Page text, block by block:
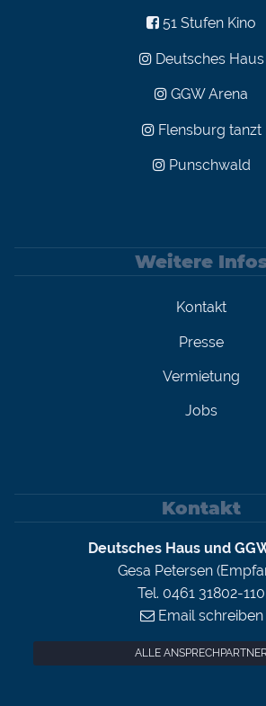
51 Stufen Kino
Deutsches Haus
GGW Arena
Flensburg tanzt
Punschwald
Weitere
Kontakt
Presse
Vermietung
Jobs
Kontakt
Deutsches Haus und
Gesa Petersen
Tel. 0461 31802-110
Email schreiben
ALLE ANSPRECHPARTNER